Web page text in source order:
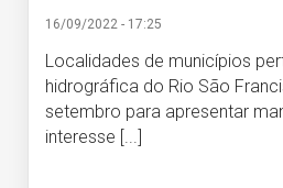
16/09/2022 - 17:25
Localidades de municípios
hidrográfica do Rio São
setembro para apresentar
interesse [...]